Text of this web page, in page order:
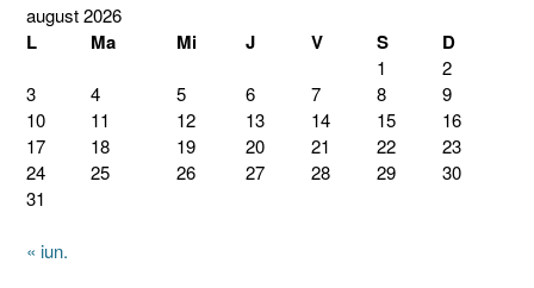
august 2026
L Ma Mi J V S D
1
2
3
4 5 6 7 8
9
10
11 12 13 14 15
16
17
18 19 20 21 22
23
24
25 26 27 28 29
30
31
« iun.